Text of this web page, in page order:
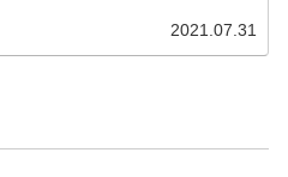
2021.07.31